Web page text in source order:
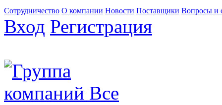
Сотрудничество О компании Новости Поставщики Вопросы и
Вход Регистрация